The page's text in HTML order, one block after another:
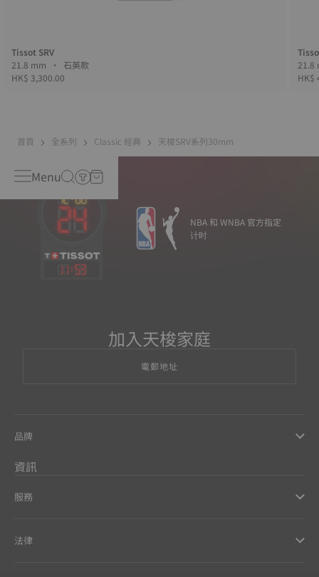
Tissot SRV
21.8 mm • 石英款
HK$ 3,300.00
HK$
首頁 全系列 Classic 經典 天梭SRV系列30mm
Menu
11:53
NBA 和 WNBA 官方指定
计时
加入天梭家庭
電郵地址
品牌
資訊
服務
法律